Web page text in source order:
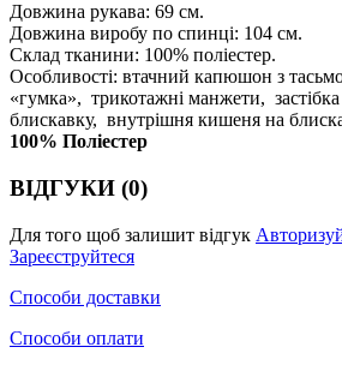
Довжина рукава: 69 см.
Довжина виробу по спинці: 104 см.
Склад тканини: 100% поліестер.
Особливості: втачний капюшон з
«гумка», трикотажні манжети,
блискавку, внутрішня кишеня на
100% Поліестер
ВІДГУКИ (0)
Для того щоб залишит відгук
Зареєструйтеся
Способи доставки
Способи оплати